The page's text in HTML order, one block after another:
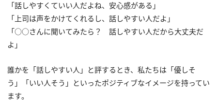
「話しやすくていい人だよね、安心感がある」
「上司は声をかけてくれるし、話しやすい人だよ」
「○○さんに聞いてみたら？ 話しやすい人だから大丈夫だ
よ」
誰かを「話しやすい人」と評するとき、私たちは「優しそ
う」「いい人そう」といったポジティブなイメージを持ってい
ます。